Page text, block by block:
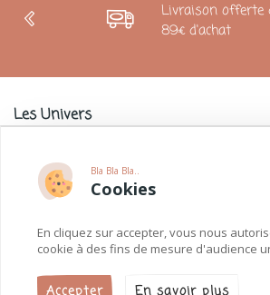
Bla Bla Bla..
Cookies
En cliquez sur accepter, vous nous
cookie à des fins de mesure d'audience
Livraison offerte
89€ d'achat
Les Univers
Charlie & La Petite Souris
Informations
Paiements